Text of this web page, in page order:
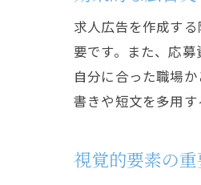
求人広告を作成す
要です。また、応
自分に合った職場
書きや短文を多用す
視覚的要素の